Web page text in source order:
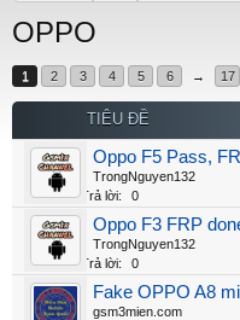
OPPO
1 2 3 4 5 6 → 17
TIÊU ĐỀ
Oppo F5 Pass,
TrongNguyen132
Trả lời:
0
Oppo F3 FRP
TrongNguyen132
Trả lời:
0
Fake OPPO A8
gsm3mien.com